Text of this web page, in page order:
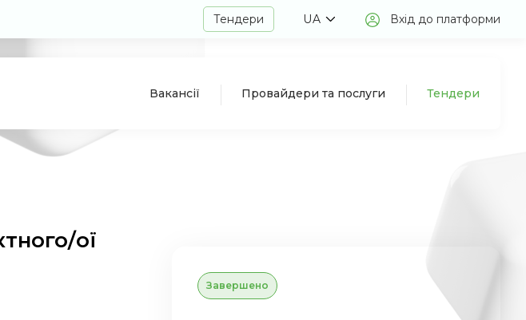
Тендери UA Вхід до платформи
Вакансії Провайдери та послуги Тендери
ої
Завершено